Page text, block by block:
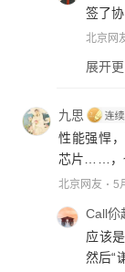
签了
北京网
展开
九思
性能强悍
芯片……，
北京网友 5
Call伱
应该
然后“